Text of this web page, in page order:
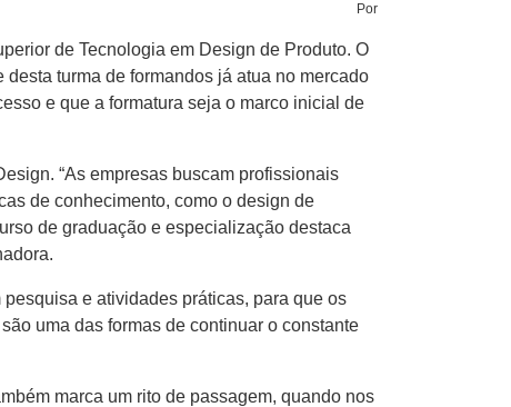
Por
de Tecnologia em Design de Produto. O
turma de formandos já atua no mercado
e que a formatura seja o marco inicial de
“As empresas buscam profissionais
de conhecimento, como o design de
de graduação e especialização destaca
e atividades práticas, para que os
uma das formas de continuar o constante
marca um rito de passagem, quando nos